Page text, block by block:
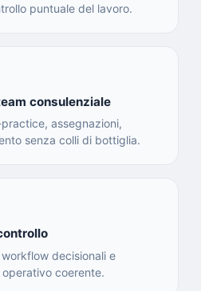
puntuale del lavoro.
consulenziale
assegnazioni,
senza colli di bottiglia.
decisionali e
coerente.